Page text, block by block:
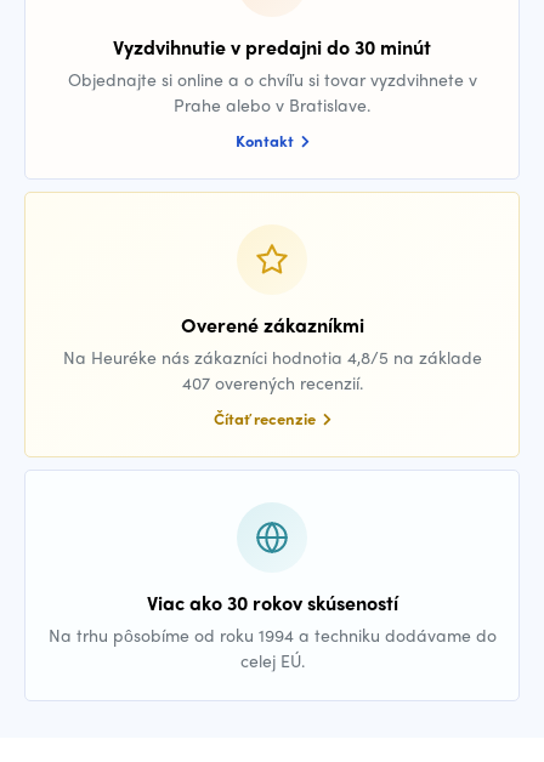
Vyzdvihnutie v predajni do 30 minút
Objednajte si online a o chvíľu si tovar vyzdvihnete v
Prahe alebo v Bratislave.
Kontakt
Overené zákazníkmi
Na Heuréke nás zákazníci hodnotia 4,8/5 na základe
407 overených recenzií.
Čítať recenzie
Viac ako 30 rokov skúseností
Na trhu pôsobíme od roku 1994 a techniku dodávame do
celej EÚ.